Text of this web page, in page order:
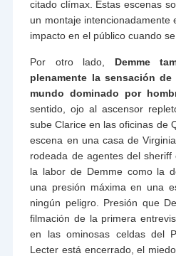
citado clímax. Estas escenas
un montaje intencionadamente
impacto en el público cuando
Por otro lado, Demme
plenamente la sensación
mundo dominado por
sentido, ojo al ascensor
sube Clarice en las oficinas de
escena en una casa de
rodeada de agentes del sheriff
la labor de Demme como la
una presión máxima en una
ningún peligro. Presión que
filmación de la primera
en las ominosas celdas del
Lecter está encerrado, el